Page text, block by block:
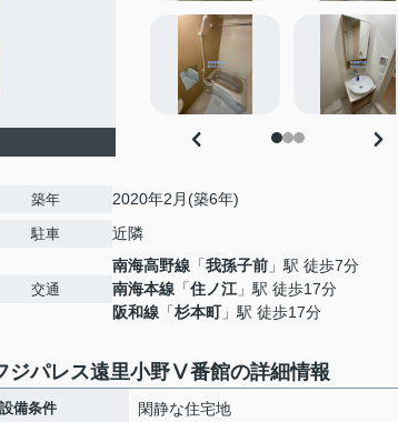
築年 2020年2月(築6年)
駐車 近隣
交通
南海高野線 「我孫子前 」駅 徒歩7分
南海本線 「住ノ江 」駅 徒歩17分
阪和線 「杉本町」駅 徒歩17分
ジパレス遠里小野Ⅴ番館の詳細情報
設備条件
閑静な住宅地